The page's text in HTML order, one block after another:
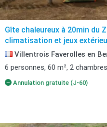
Gîte chaleureux à 20min du
climatisation et jeux
Villentrois Faverolles en
6 personnes, 60 m², 2
Annulation gratuite (J-60)